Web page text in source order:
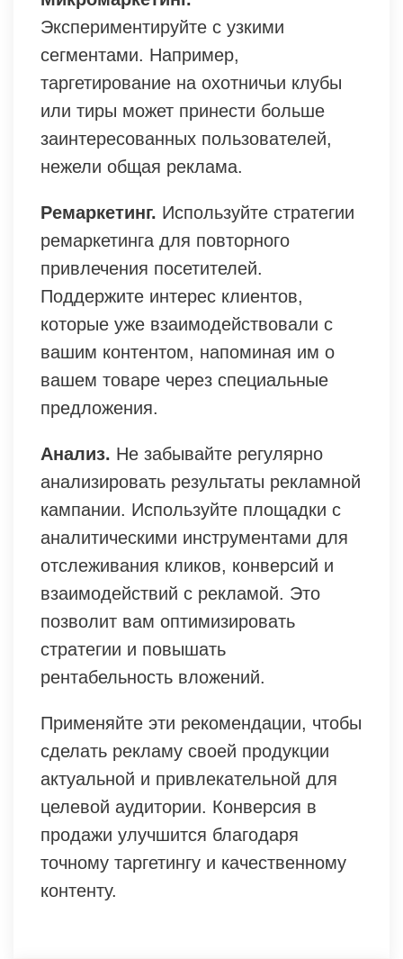
Экспериментируйте с узкими
сегментами. Например,
таргетирование на охотничьи клубы
или тиры может принести больше
заинтересованных пользователей,
нежели общая реклама.
Ремаркетинг. Используйте стратегии
ремаркетинга для повторного
привлечения посетителей.
Поддержите интерес клиентов,
которые уже взаимодействовали с
вашим контентом, напоминая им о
вашем товаре через специальные
предложения.
Анализ. Не забывайте регулярно
анализировать результаты рекламной
кампании. Используйте площадки с
аналитическими инструментами для
отслеживания кликов, конверсий и
взаимодействий с рекламой. Это
позволит вам оптимизировать
стратегии и повышать
рентабельность вложений.
Применяйте эти рекомендации, чтобы
сделать рекламу своей продукции
актуальной и привлекательной для
целевой аудитории. Конверсия в
продажи улучшится благодаря
точному таргетингу и качественному
контенту.